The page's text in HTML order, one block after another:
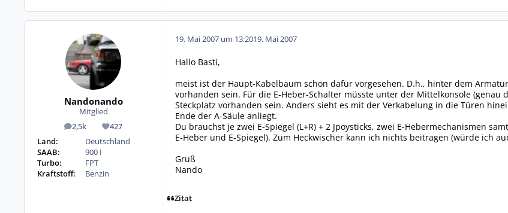
Nandonando
Mitglied
2,5k
Beiträge 427
Reputation
Land:
Deutschland
SAAB:
900 I
Turbo:
FPT
Kraftstoff:
Benzin
19. Mai 2007 um 13:2019. Mai 2007
Hallo Basti,
meist ist der Haupt-Kabelbaum schon dafür vorgesehen. D.h., hinter dem
vorhanden sein. Für die E-Heber-Schalter müsste unter der Mittelkonsole
Steckplatz vorhanden sein. Anders sieht es mit der Verkabelung in die Türen
Ende der A-Säule anliegt.
Du brauchst je zwei E-Spiegel (L+R) + 2 Jpoysticks, zwei E-Hebermechanismen
E-Heber und E-Spiegel). Zum Heckwischer kann ich nichts beitragen (würde ich
Gruß
Nando
Zitat